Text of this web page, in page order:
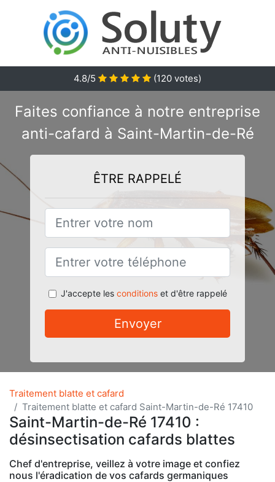
4.8/5 (120 votes)
Faites confiance à notre entreprise
anti-cafard à Saint-Martin-de-Ré
ÊTRE RAPPELÉ
J'accepte les conditionset d'être rappelé
Envoyer
Traitement blatte et cafard
Traitement blatte et cafard Saint-Martin-de-Ré 17410
Saint-Martin-de-Ré 17410 :
désinsectisation cafards blattes
Chef d'entreprise, veillez à votre image et confiez
nous l'éradication de vos cafards germaniques